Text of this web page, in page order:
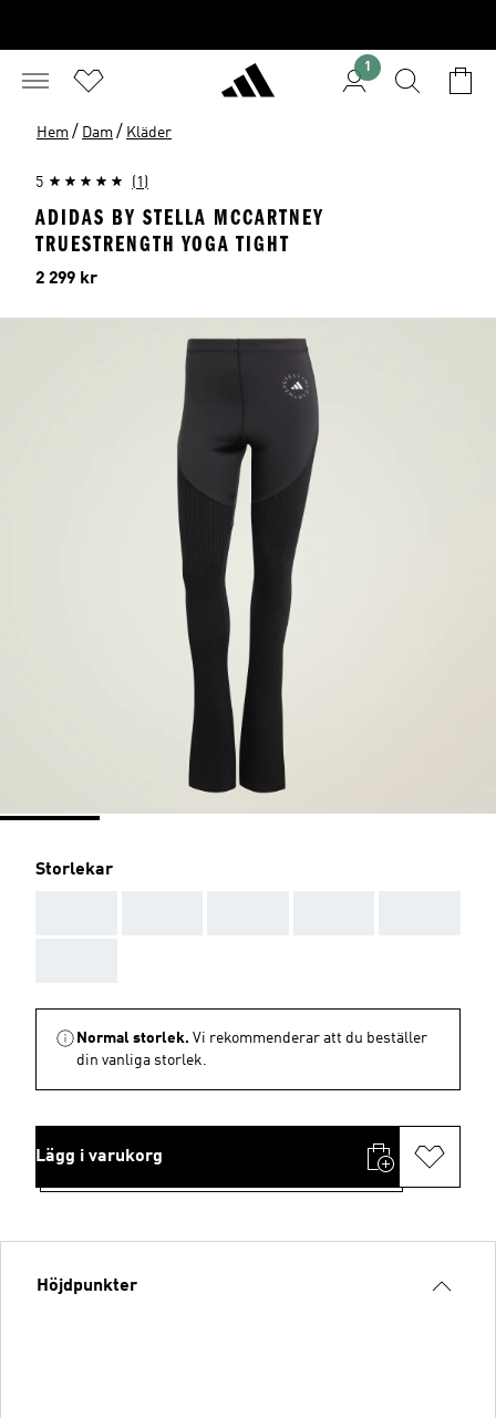
1
Hem / Dam / Kläder
5 (1)
ADIDAS BY STELLA MCCARTNEY
TRUESTRENGTH YOGA TIGHT
Pris
2 299 kr
Storlekar
Normal storlek. Vi rekommenderar att du beställer
din vanliga storlek.
Lägg i varukorg
Höjdpunkter